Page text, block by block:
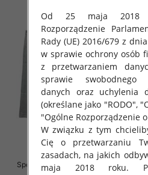
Spodnie męskie jeans Roz 40-48,
Od 25 maja 2018
Rozporządzenie
Rady (UE) 2016/679 z
w sprawie ochrony osób
z przetwarzaniem
sprawie swobodnego
danych oraz uchylenia
(określane jako "RODO",
"Ogólne Rozporządzenie
W związku z tym
Cię o przetwarzaniu
zasadach, na jakich
maja 2018 roku.